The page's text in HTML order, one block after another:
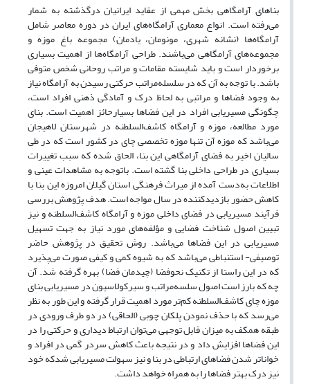
بناهای آرامگاهی بخش مهمی از عقاید ایرانیان درگذشته به شمار
می‌رفته است. انواع معماری آرامگاه‌های ایران در دوره معاصر شامل
آرامگاه‌ها (نشانه شهری، مونومان، یادمان) مجموعه باغ موزه و
مجموعه‌های آرامگاهی می‌باشند. طراحی آرامگاه‌ها از اهمیت بسیاری
برخوردار است و باید شایسته مقامات و مراتب روحانی شخص متوفی
باشد. با توجه به آن که در سلسله‌مراتب حرکتی رسیدن به آرامگاه نیاز
به وجود فضاها و مراتبی به لحاظ درک و آمادگی ذهنی افراد است،
چگونگی مسیریابی افراد در این فضاها بسیارحائز اهمیت است. بنای
مورد مطالعه، موزه و آرامگاه کاشف‌السلطنه در شهرستان لاهیجان
می‌باشد که موزه آن تنها موزه‌ تخصصی چای در کشور است که در طی
سالیان اخیر به فضای آرامگاهی این بنا، الحاق شده که سبب تغییرات
بسیاری در طراحی داخلی بنا گشته است. باتوجه به مشاهدات عینی و
اطلاعات به‌دست آمده از میراث فرهنگی استان گیلان امروزه این بنا با
کاهش حضور بازدیدکننده در سال مواجه است. هدف پژوهش بررسی
فرآیند مسیریابی در فضای داخلی موزه و آرامگاه کاشف‌السلطنه و نیز
تبیین اصول شناخت فضایی و مؤلفه‌های مورد نیاز به جهت تسهیل
مسیریابی در این فضاها می‌باشد. روش تحقیق در پژوهش حاضر
توصیفی- استنباطی می‌باشد که به شیوه کمی و کیفی صورت می‌پذیرد
که در این راستا از تکنیک نحوفضا (چیدمان فضا) بهره گرفته شد. آن
چه که بارز است اصول سلسه‌مراتب و سیرکولاسیون در مسیریابی بنای
موزه چای کاشف‌السلطنه کم‌تر مورد اهمیت قرار گرفته و این طور به نظر
می‌رسد که با حذف نمودن پلکان چوبی (الحاقی) در دو طرف ورودی در
طبقه همکف به میزان قابل توجهی می‌توان ارتباط دیداری و حرکتی را در
این فضاها افزایش داد و در نتیجه باعث کاهش سردر گمی در افراد و
خوانا‌تر شدن فضاهای ارتباطی در بنا و نیز سهولت مسیریابی شدکه خود
نیز درک بهتر فضاها را به همراه خواهد داشت.